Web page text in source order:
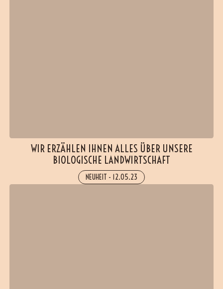
WIR ERZÄHLEN IHNEN ALLES ÜBER UNSERE
BIOLOGISCHE LANDWIRTSCHAFT
NEUHEIT - 12.05.23